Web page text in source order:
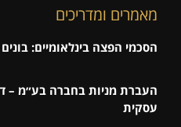
מאמרים ומדריכים
הסכמי הפצה בינלאומיים:
העברת מניות בחברה בע״מ –
עסקית